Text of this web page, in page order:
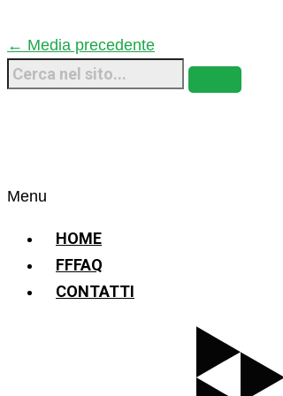
← Media precedente
Menu
HOME
FFFAQ
CONTATTI